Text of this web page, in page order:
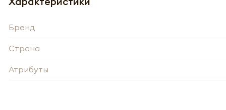
Бренд
Страна
Атрибуты